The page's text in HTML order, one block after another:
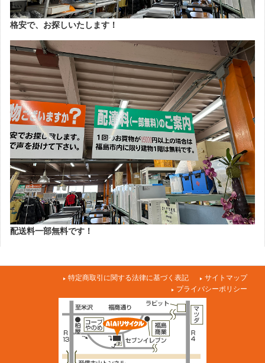
格安で、お探しいたします！
配送料一部無料です！
特定商取引に関する法律に基づく表記
サイトマップ
プライバシーポリシー